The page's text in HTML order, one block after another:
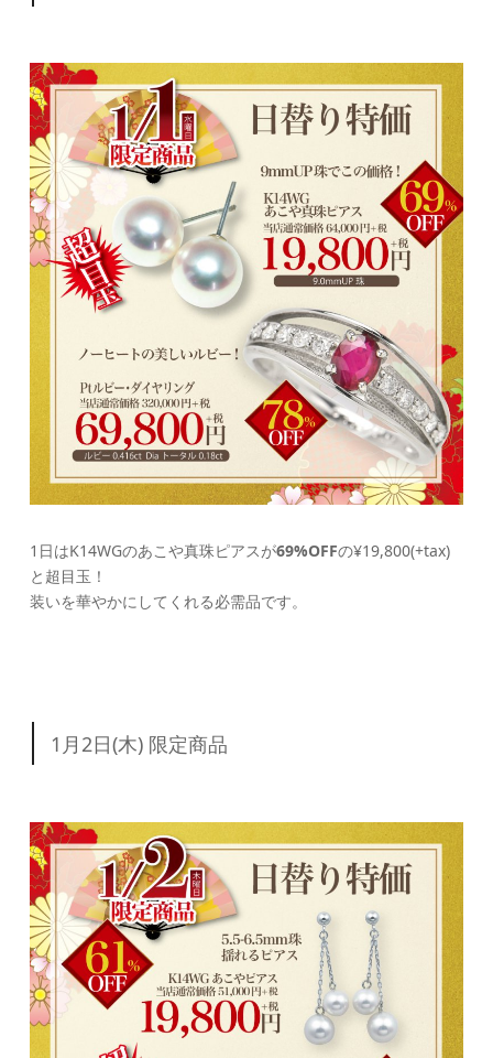
1日はK14WGのあこや真珠ピアスが69%OFFの¥19,800(+tax)
と超目玉！
装いを華やかにしてくれる必需品です。
1月2日(木) 限定商品